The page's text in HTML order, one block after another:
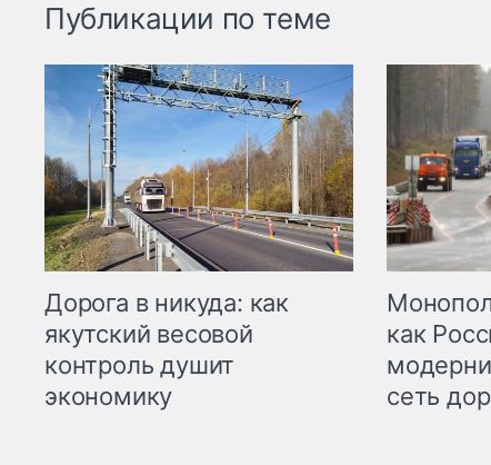
Публикации по теме
Дорога в никуда: как
якутский весовой
контроль душит
экономику
как
сеть